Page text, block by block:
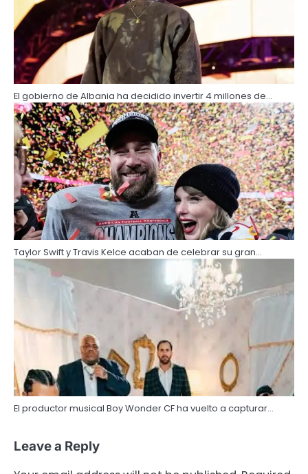
El gobierno de Albania ha decidido invertir 4 millones de…
Taylor Swift y Travis Kelce acaban de celebrar su gran…
El productor musical Boy Wonder CF ha vuelto a capturar…
Leave a Reply